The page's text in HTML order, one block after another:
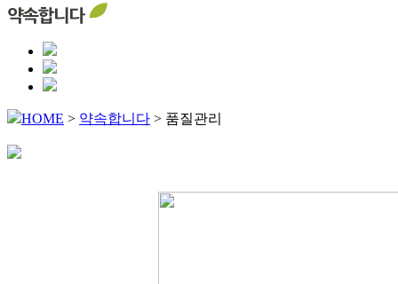
HOME > 약속합니다 > 품질관리